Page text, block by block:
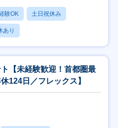
験OK 土日祝休み
あり
【未経験歓迎！首都圏最
124日／フレックス】